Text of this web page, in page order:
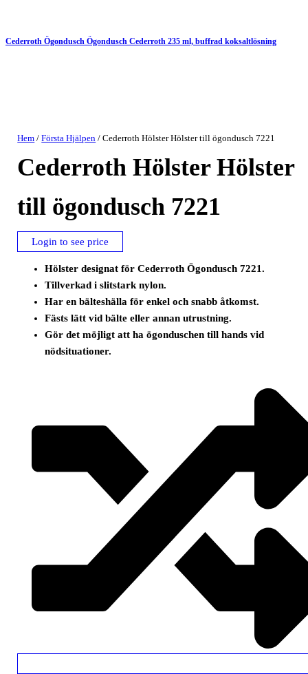
Cederroth Ögondusch Ögondusch Cederroth 235 ml, buffrad koksaltlösning
Hem /Första Hjälpen / Cederroth Hölster Hölster till ögondusch 7221
Cederroth Hölster Hölster
till ögondusch 7221
Login to see price
Hölster designat för Cederroth Ögondusch 7221.
Tillverkad i slitstark nylon.
Har en bälteshälla för enkel och snabb åtkomst.
Fästs lätt vid bälte eller annan utrustning.
Gör det möjligt att ha ögonduschen till hands vid
nödsituationer.